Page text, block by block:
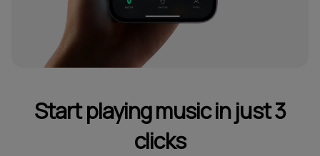
Start playing music in just 3
clicks